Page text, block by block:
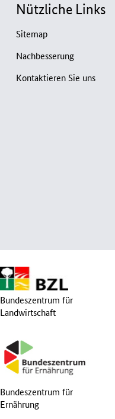
Nützliche Links
Sitemap
Nachbesserung
Kontaktieren Sie uns
Bundeszentrum für
Landwirtschaft
Bundeszentrum für
Ernährung